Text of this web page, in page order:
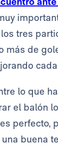
tres
más de
lo que
el balón
buena